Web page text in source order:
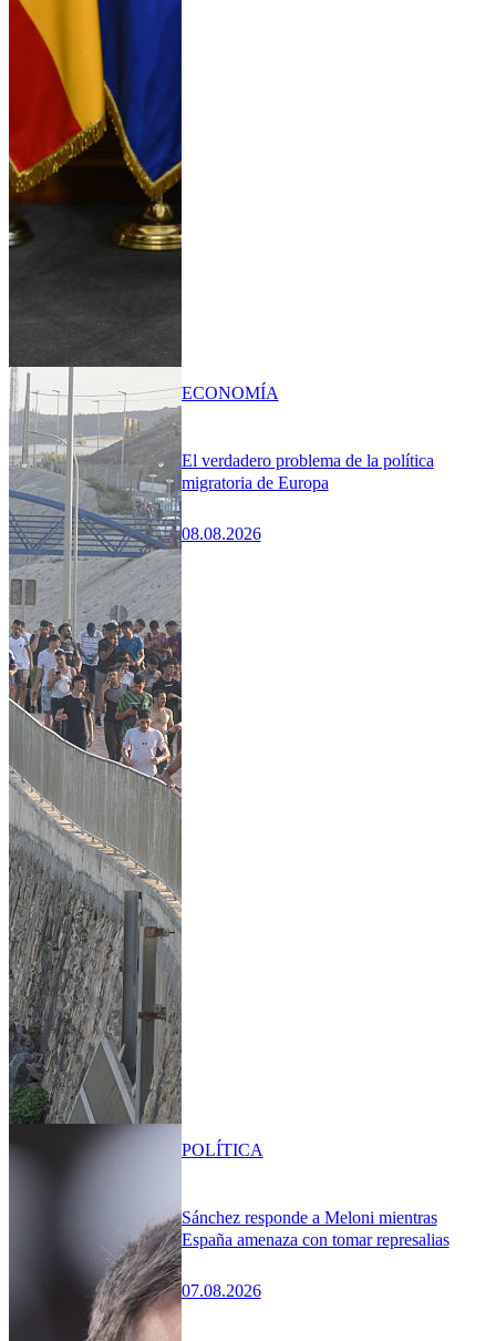
El verdadero problema de la política
migratoria de Europa
08.08.2026
ECONOMÍA
Sánchez responde a Meloni mientras
España amenaza con tomar represalias
07.08.2026
POLÍTICA